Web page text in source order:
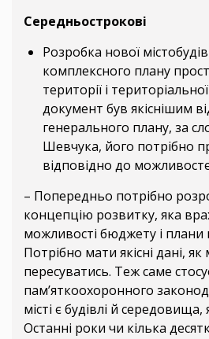
Середньострокові
Розробка нової
комплексного плану
території і
документ був якіснішим
генерального плану, за
Шевчука, його потрібно
відповідно до
– Попередньо потрібно
концепцію розвитку, яка
можливості бюджету і плани
Потрібно мати якісні дані,
пересуватись. Теж саме
пам’яткоохоронного
місті є будівлі й середовища,
Останні роки чи кілька